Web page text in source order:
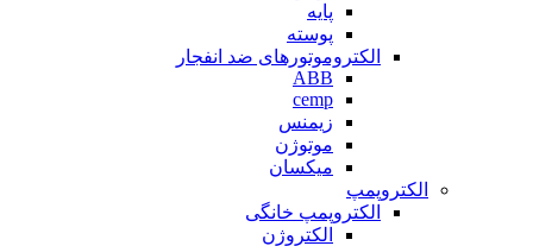
پایه
پوسته
الکتروموتورهای ضد انفجار
ABB
cemp
زیمنس
موتوژن
میکسان
الکتروپمپ
الکتروپمپ خانگی
الکتروژن